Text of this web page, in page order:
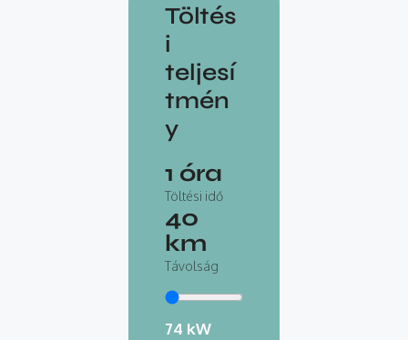
Töltés
i
teljesí
tmén
y
1 óra
Töltési idő
40
km
Távolság
74 kW